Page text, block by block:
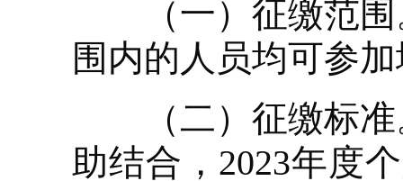
（一）征缴范围
围内的人员均可参
（二）征缴标准
助结合，2023年度